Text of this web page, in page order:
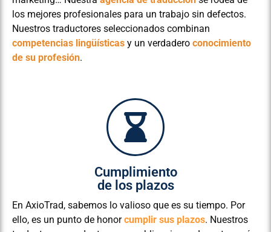
los mejores profesionales para un trabajo sin defectos.
Nuestros traductores seleccionados combinan
competencias lingüísticas y un verdadero conocimiento
de su profesión.
Cumplimiento
de los plazos
En AxioTrad, sabemos lo valioso que es su tiempo. Por
ello, es un punto de honorcumplir sus plazos. Nuestros